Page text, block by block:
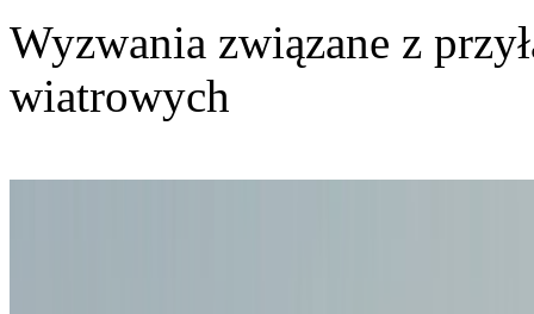
Wyzwania związane z
wiatrowych